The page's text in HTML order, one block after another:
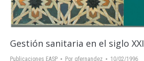
Gestión sanitaria en el siglo XXI
Publicaciones EASP Por gfernandez 10/02/1996